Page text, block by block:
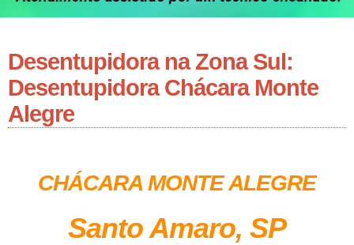
Desentupidora na Zona Sul:
Desentupidora Chácara Monte
Alegre
CHÁCARA MONTE ALEGRE
Santo Amaro, SP